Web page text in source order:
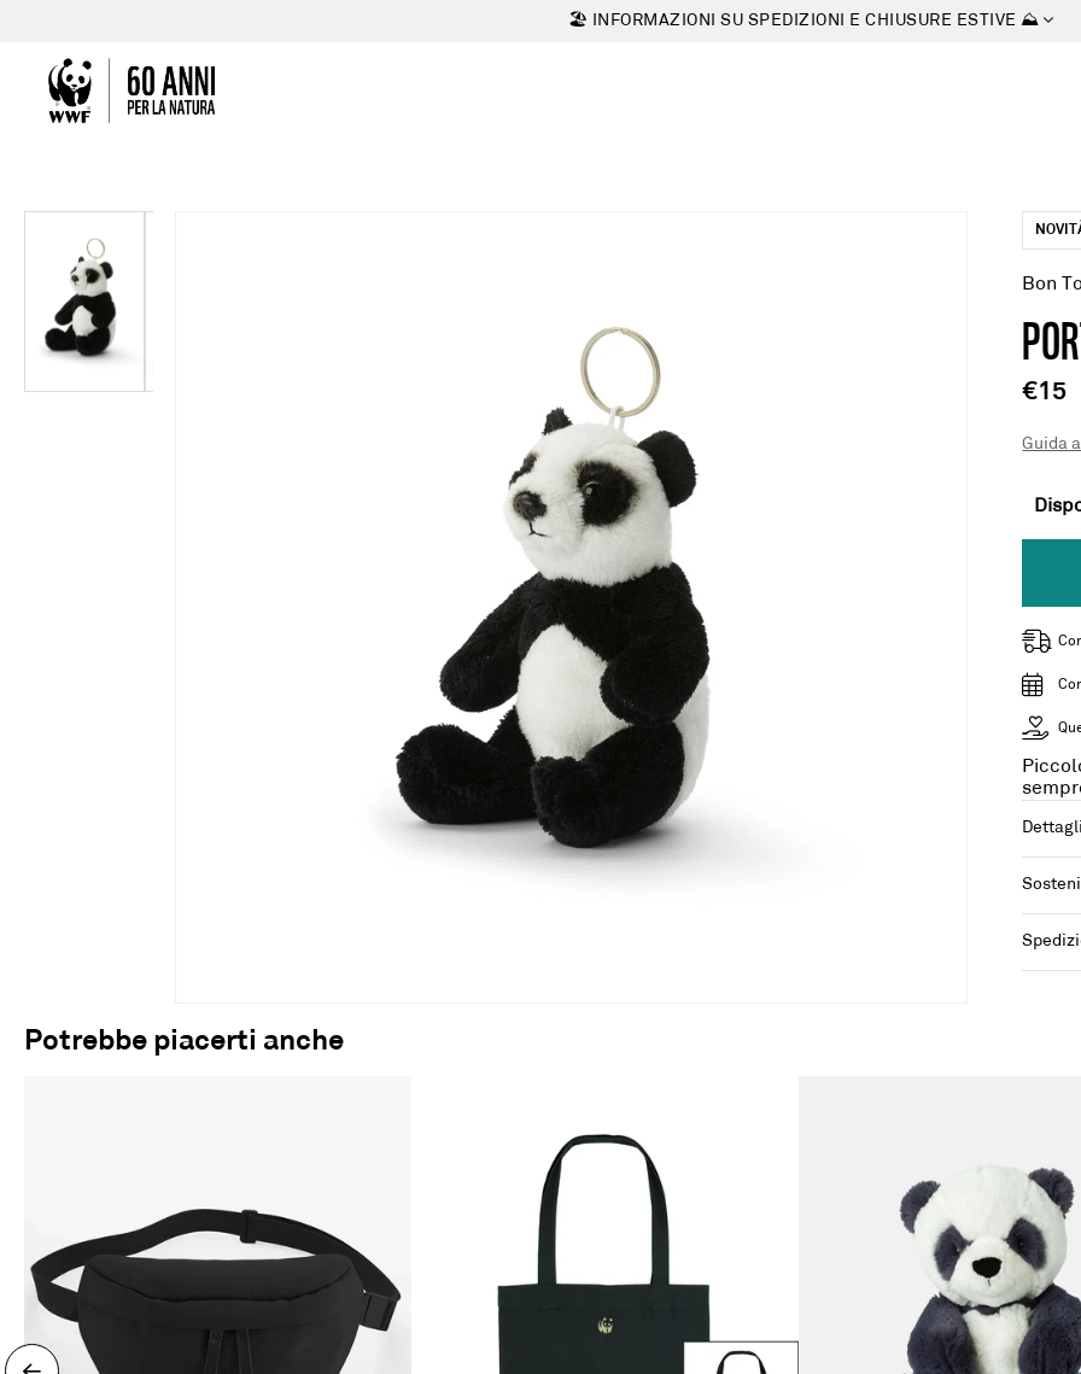
🏖 INFORMAZIONI SU SPEDIZIONI E CHIUSURE ESTIVE ⛰
Bon
€15
Guida
Dettagli
Potrebbe piacerti anche